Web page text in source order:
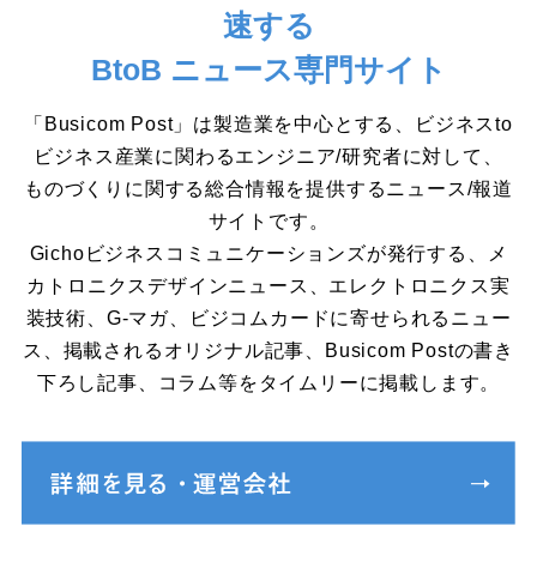
速する
BtoB ニュース専門サイト
「Busicom Post」は製造業を中心とする、ビジネスto
ビジネス産業に関わるエンジニア/研究者に対して、
ものづくりに関する総合情報を提供するニュース/報道
サイトです。
Gichoビジネスコミュニケーションズが発行する、メ
カトロニクスデザインニュース、エレクトロニクス実
装技術、G-マガ、ビジコムカードに寄せられるニュー
ス、掲載されるオリジナル記事、Busicom Postの書き
下ろし記事、コラム等をタイムリーに掲載します。